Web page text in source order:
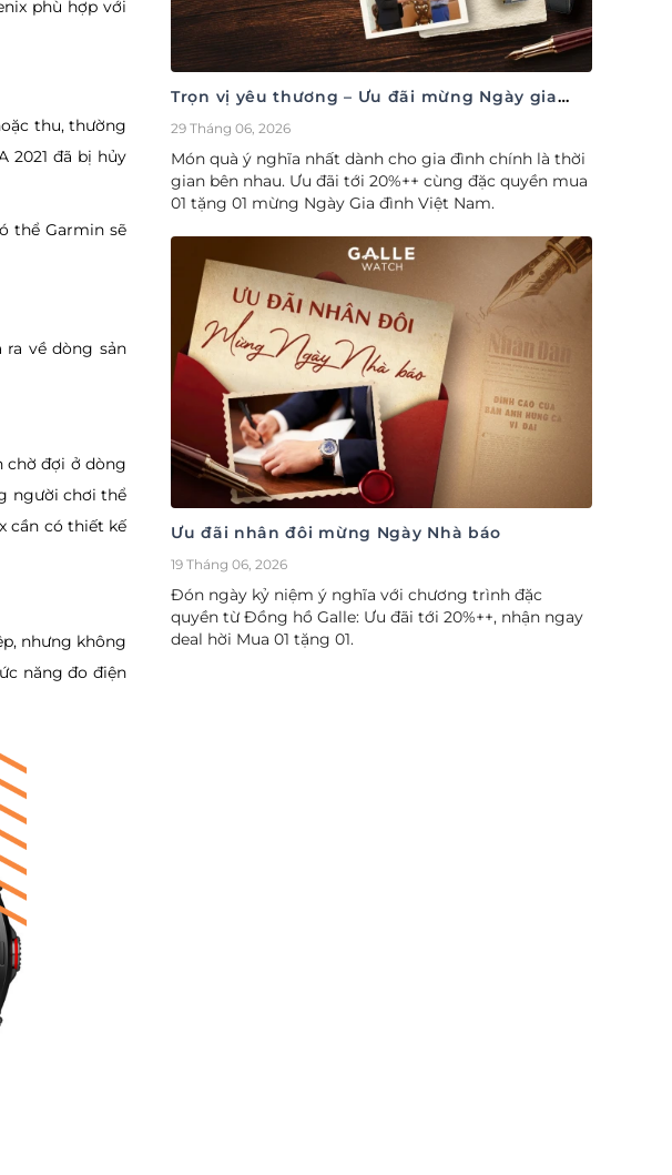
phù hợp với
thu, thường
2021 đã bị hủy
thể Garmin sẽ
về dòng sản
chờ đợi ở dòng
người chơi thể
cần có thiết kế
nhưng không
năng đo điện
Trọn vị yêu thương – Ưu đãi mừng Ngày gia
đình Việt Nam 28/06
29 Tháng 06, 2026
Món quà ý nghĩa nhất dành cho gia đình chính là thời
gian bên nhau. Ưu đãi tới 20%++ cùng đặc quyền mua
01 tặng 01 mừng Ngày Gia đình Việt Nam.
Ưu đãi nhân đôi mừng Ngày Nhà báo
19 Tháng 06, 2026
Đón ngày kỷ niệm ý nghĩa với chương trình đặc
quyền từ Đồng hồ Galle: Ưu đãi tới 20%++, nhận ngay
deal hời Mua 01 tặng 01.